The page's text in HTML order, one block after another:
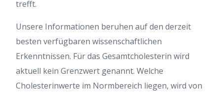
trefft.
Unsere Informationen beruhen auf den derzeit
besten verfügbaren wissenschaftlichen
Erkenntnissen. Für das Gesamtcholesterin wird
aktuell kein Grenzwert genannt. Welche
Cholesterinwerte im Normbereich liegen, wird von